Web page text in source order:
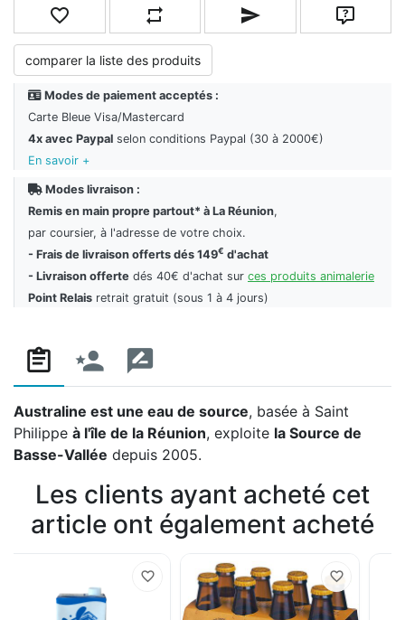
Ajouter à la liste de souhaitsAjouter à la liste de comparaison
Envoyer un email à un ami
Poser
comparer la liste des produits
Modes de paiement acceptés :
Carte Bleue Visa/Mastercard
4x avec Paypal selon conditions Paypal (30 à 2000€)
En savoir +
Modes livraison :
Remis en main propre partout* à La Réunion,
par coursier, à l'adresse de votre choix.
- Frais de livraison offerts dés 149€ d'achat
- Livraison offerte dés 40€ d'achat sur ces produits animalerie
Point Relais retrait gratuit (sous 1 à 4 jours)
Australine est une eau de source, basée à Saint
Philippe à l'île de la Réunion, exploite la Source de
Basse-Vallée depuis 2005.
Les clients ayant acheté cet
article ont également acheté